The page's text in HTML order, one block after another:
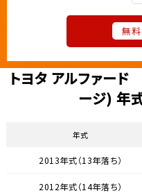
無料
トヨタ アルファー
ージ) 年
年式
2013年式（13年落ち）
2012年式（14年落ち）